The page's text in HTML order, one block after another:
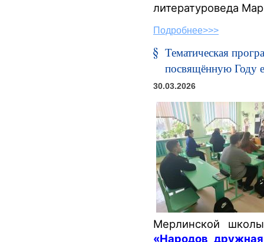
литературоведа
Подробнее>>>
Тематическая
посвящённую Году
30.03.2026
Мерлинской
«Народов